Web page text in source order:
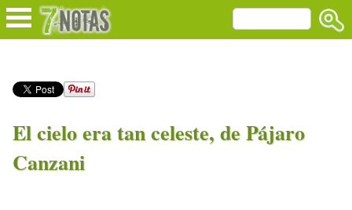
El cielo era tan celeste, de Pájaro
Canzani